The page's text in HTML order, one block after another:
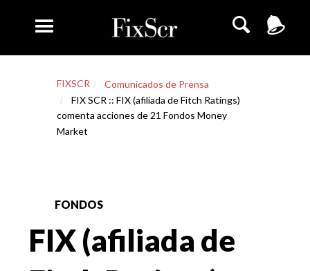
FIXSCR
Comunicados de Prensa
FIX SCR :: FIX (afiliada de Fitch Ratings)
comenta acciones de 21 Fondos Money
Market
FONDOS
FIX (afiliada de